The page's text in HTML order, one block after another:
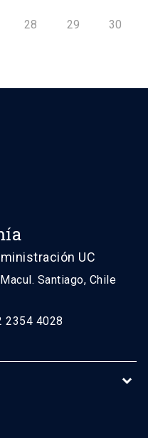
28 29 30
UC
Santiago, Chile
2354 4028